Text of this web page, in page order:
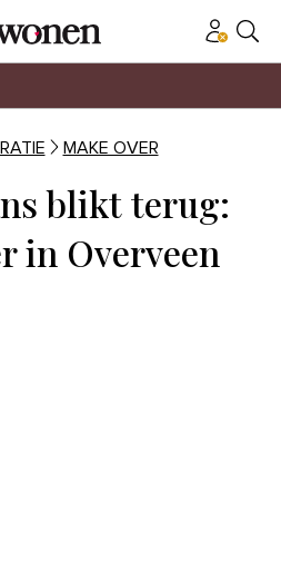
MAKE OVER
blikt terug:
in Overveen